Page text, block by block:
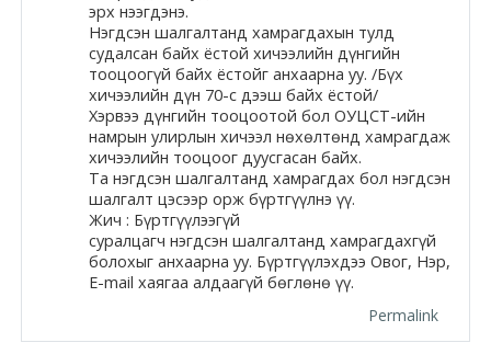
Moodle
community
Moodle
free support
Moodle
development
эрх нээгдэнэ.
Нэгдсэн шалгалтанд хамрагдахын тулд
судалсан байх ёстой хичээлийн дүнгийн
тооцоогүй байх ёстойг анхаарна уу. /Бүх
хичээлийн дүн 70-с дээш байх ёстой/
Хэрвээ дүнгийн тооцоотой бол ОУЦСТ-ийн
намрын улирлын хичээл нөхөлтөнд хамрагдаж
хичээлийн тооцоог дуусгасан байх.
Та нэгдсэн шалгалтанд хамрагдах бол нэгдсэн
шалгалт цэсээр орж бүртгүүлнэ үү.
Жич : Бүртгүүлээгүй
суралцагч нэгдсэн шалгалтанд хамрагдахгүй
болохыг анхаарна уу. Бүртгүүлэхдээ Овог, Нэр,
E-mail хаягаа алдаагүй бөглөнө үү.
Permalink